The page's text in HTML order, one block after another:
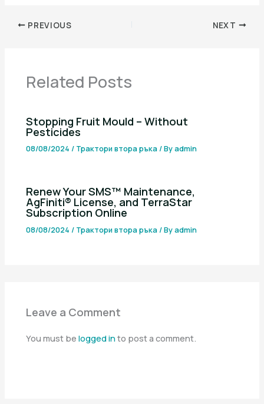
PREVIOUS NEXT
Related Posts
Stopping Fruit Mould – Without
Pesticides
08/08/2024/ Трактори втора ръка/ Byadmin
Renew Your SMS™ Maintenance,
AgFiniti® License, and TerraStar
Subscription Online
08/08/2024 / Трактори втора ръка / Byadmin
Leave a Comment
You must belogged into post a comment.